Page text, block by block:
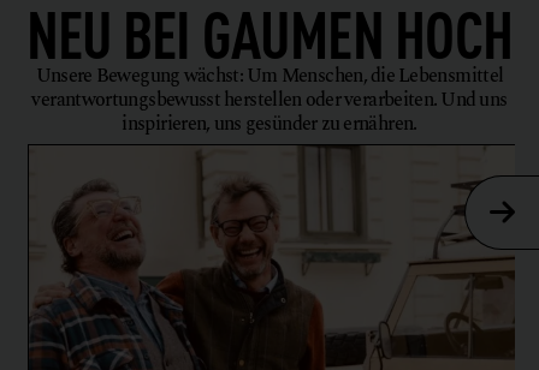
NEU BEI GAUMEN HOCH
Unsere Bewegung wächst: Um Menschen, die Lebensmittel
verantwortungsbewusst herstellen oder verarbeiten. Und uns
inspirieren, uns gesünder zu ernähren.